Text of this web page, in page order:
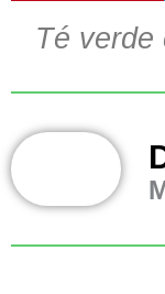
Té verde